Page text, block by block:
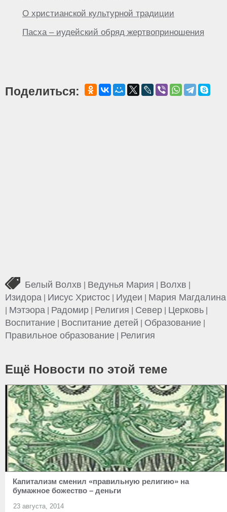
О христианской культурной традиции
Пасха – иудейский обряд жертвоприношения
Поделиться:
Белый Волхв Ведунья Мария Волхв
Изидора Иисус Христос Иудеи Мария Магдалина
Мэтэора Радомир Религия Север Церковь
Воспитание Воспитание детей Образование
Правильное образование Религия
Ещё Новости по этой теме
Капитализм сменил «правильную религию» на
бумажное божество – деньги
23 августа, 2014